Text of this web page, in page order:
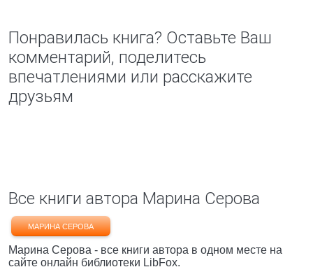
Понравилась книга? Оставьте Ваш
комментарий, поделитесь
впечатлениями или расскажите
друзьям
Все книги автора Марина Серова
МАРИНА СЕРОВА
Марина Серова - все книги автора в одном месте на
сайте онлайн библиотеки LibFox.